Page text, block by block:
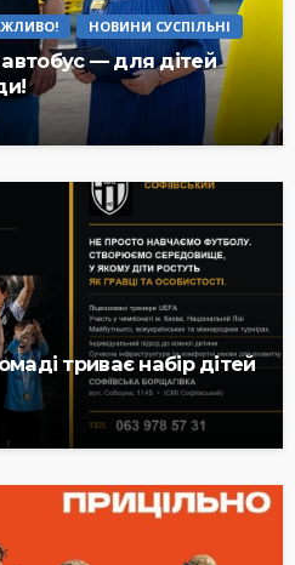
НОВИНИ СУСПІЛЬНІ
— для дітей
триває набір дітей